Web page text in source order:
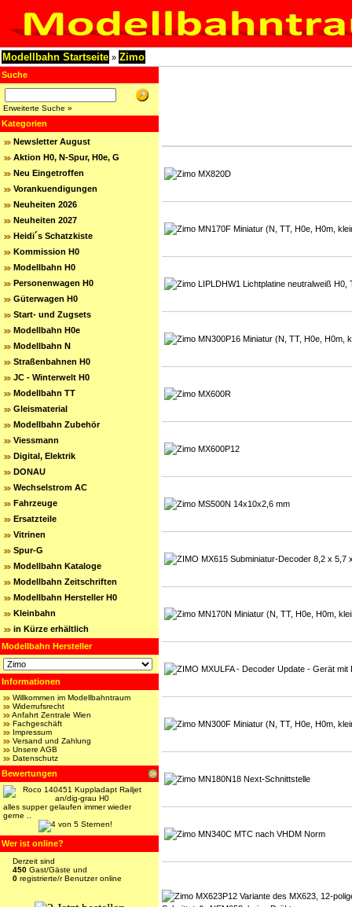
Modellbahn Startseite » Zimo
Suche
Erweiterte Suche »
Kategorien
Newsletter August
Aktion H0, N-Spur, H0e, G
Neu Eingetroffen
Vorankuendigungen
Neuheiten 2026
Neuheiten 2027
Heidi´s Schatzkiste
Kommission H0
Modellbahn H0
Personenwagen H0
Güterwagen H0
Start- und Zugsets
Modellbahn H0e
Modellbahn N
Straßenbahnen H0
JC - Winterwelt H0
Modellbahn TT
Gleismaterial
Modellbahn Zubehör
Viessmann
Digital, Elektrik
DONAU
Wechselstrom AC
Fahrzeuge
Ersatzteile
Vitrinen
Spur-G
Modellbahn Kataloge
Modellbahn Zeitschriften
Modellbahn Hersteller H0
Kleinbahn
in Kürze erhältlich
Modellbahn Hersteller
Informationen
Willkommen im Modellbahntraum
Widerrufsrecht
Anfahrt Zentrale Wien
Fachgeschäft
Impressum
Versand und Zahlung
Unsere AGB
Datenschutz
Bewertungen
alles supper gelaufen immer wieder
gerne ..
Wer ist online?
Derzeit sind
450 Gast/Gäste und
0 registrierte/r Benutzer online